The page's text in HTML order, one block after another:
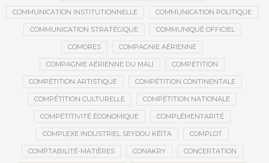
COMMUNICATION INSTITUTIONNELLE COMMUNICATION POLITIQUE
COMMUNICATION STRATÉGIQUE COMMUNIQUÉ OFFICIEL
COMORES COMPAGNIE AÉRIENNE
COMPAGNIE AÉRIENNE DU MALI COMPÉTITION
COMPÉTITION ARTISTIQUE COMPÉTITION CONTINENTALE
COMPÉTITION CULTURELLE COMPÉTITION NATIONALE
COMPÉTITIVITÉ ÉCONOMIQUE COMPLÉMENTARITÉ
COMPLEXE INDUSTRIEL SEYDOU KÉÏTA COMPLOT
COMPTABILITÉ-MATIÈRES CONAKRY CONCERTATION